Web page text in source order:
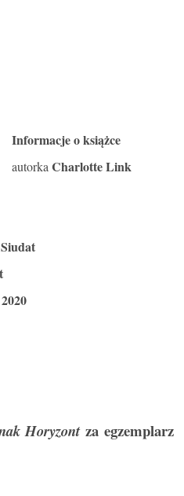
Informacje o książce
autorkaCharlotte Link
Horyzontza egzemplarz